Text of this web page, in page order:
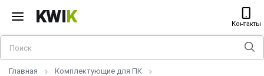
KWIK Контакты
Главная Комплектующие для ПК